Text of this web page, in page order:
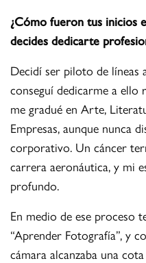
¿Cómo fueron tus inicios
decides dedicarte
Decidí ser piloto de líneas
conseguí dedicarme a ello
me gradué en Arte,
Empresas, aunque nunca
corporativo. Un cáncer
carrera aeronáutica, y mi
profundo.
En medio de ese proceso
“Aprender Fotografía”, y
cámara alcanzaba una